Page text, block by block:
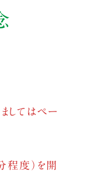
してはペー
程度）を開